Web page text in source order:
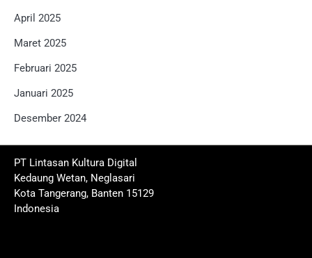
April 2025
Maret 2025
Februari 2025
Januari 2025
Desember 2024
PT Lintasan Kultura Digital
Kedaung Wetan, Neglasari
Kota Tangerang, Banten 15129
Indonesia